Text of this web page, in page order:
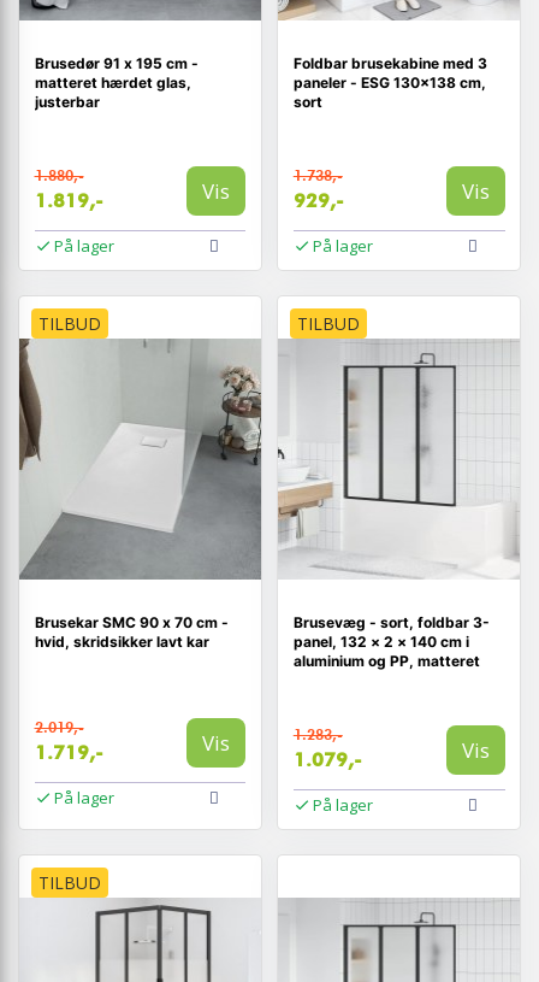
Brusedør 91 x 195 cm -
matteret hærdet glas,
justerbar
1.880,-
1.819,- Vis
På lager
Foldbar brusekabine med 3
paneler - ESG 130×138 cm,
sort
1.738,-
929,- Vis
På lager
TILBUD
Brusekar SMC 90 x 70 cm -
hvid, skridsikker lavt kar
2.019,-
1.719,- Vis
På lager
TILBUD
Brusevæg - sort, foldbar 3-
panel, 132 × 2 × 140 cm i
aluminium og PP, matteret
1.283,-
1.079,- Vis
På lager
TILBUD